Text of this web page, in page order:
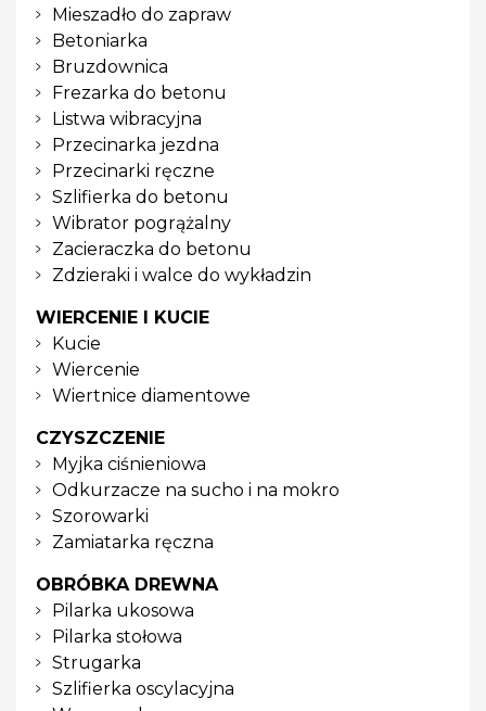
Mieszadło do zapraw
Betoniarka
Bruzdownica
Frezarka do betonu
Listwa wibracyjna
Przecinarka jezdna
Przecinarki ręczne
Szlifierka do betonu
Wibrator pogrążalny
Zacieraczka do betonu
Zdzieraki i walce do wykładzin
WIERCENIE I KUCIE
Kucie
Wiercenie
Wiertnice diamentowe
CZYSZCZENIE
Myjka ciśnieniowa
Odkurzacze na sucho i na mokro
Szorowarki
Zamiatarka ręczna
OBRÓBKA DREWNA
Pilarka ukosowa
Pilarka stołowa
Strugarka
Szlifierka oscylacyjna